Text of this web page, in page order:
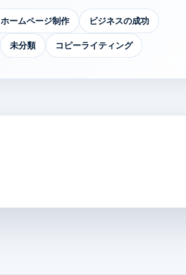
ホームページ制作 ビジネスの成功
未分類 コピーライティング